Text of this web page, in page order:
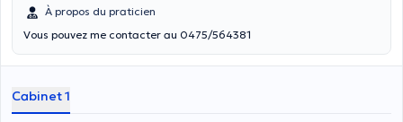
À propos du praticien
Vous pouvez me contacter au 0475/564381
Cabinet 1